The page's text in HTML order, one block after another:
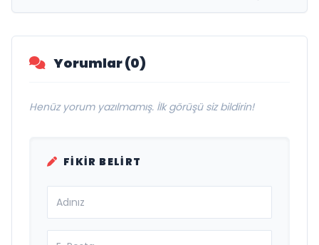
Yorumlar (0)
Henüz yorum yazılmamış. İlk görüşü siz bildirin!
FIKIR BELIRT